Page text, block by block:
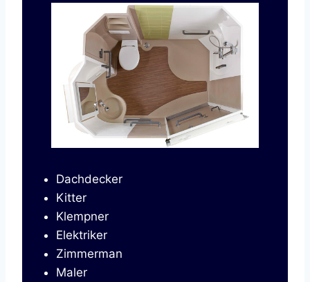
Dachdecker
Kitter
Klempner
Elektriker
Zimmerman
Maler